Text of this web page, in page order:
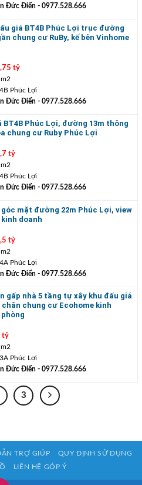
Đức Điển- 0977.528.666
giá BT4B Phúc Lợi trục đường
chung cư RuBy, kế bên Vinhome
tỷ
Phúc Lợi
Đức Điển- 0977.528.666
BT4B Phúc Lợi, đường 13m thông
chung cư Ruby Phúc Lợi
tỷ
Phúc Lợi
Đức Điển- 0977.528.666
góc mặt đường 22m Phúc Lợi, view
doanh
tỷ
Phúc Lợi
Đức Điển- 0977.528.666
gấp nhà 5 tầng tự xây khu đấu giá
chân chung cư Ecohome kinh
tỷ
Phúc Lợi
Đức Điển- 0977.528.666
3
TRỢ GIÚP
QUY ĐỊNH SỬ DỤNG
LIÊN HỆ GÓP Ý